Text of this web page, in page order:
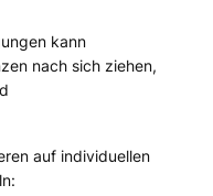
kann
nach sich ziehen,
auf individuellen